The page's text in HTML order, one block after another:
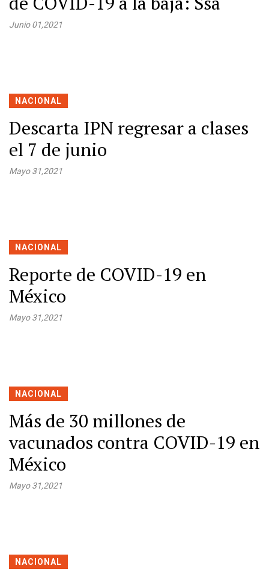
Junio 01,2021
NACIONAL
Descarta IPN regresar a clases
el 7 de junio
Mayo 31,2021
NACIONAL
Reporte de COVID-19 en
México
Mayo 31,2021
NACIONAL
Más de 30 millones de
vacunados contra COVID-19 en
México
Mayo 31,2021
NACIONAL